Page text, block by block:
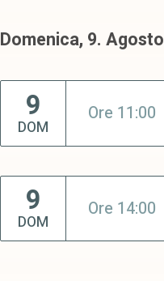
Domenica, 9. Agosto
9
DOM
Ore 11:00
9
DOM
Ore 14:00